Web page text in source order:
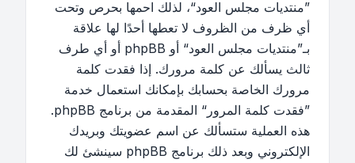
”منتديات مجلس العود“، لذلك احمها بحرص وتحت
أي ظرف من الظروف لا تعطها أحدًا لها علاقة
بـ”منتديات مجلس العود“ أو phpBB أو أي طرف
ثالث يسألك عن كلمة مرورك. إذا فقدت كلمة
مرورك الخاصة بحسابك بإمكانك استعمال خدمة
”فقدت كلمة المرور“ المقدمة من برنامج phpBB.
هذه العملية ستسألك عن اسم عضويتك وبريدك
الإلكتروني وبعد ذلك برنامج phpBB سينشئ لك